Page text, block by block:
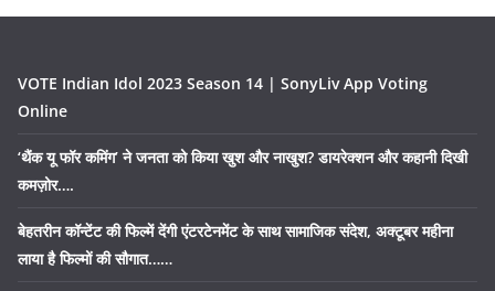
VOTE Indian Idol 2023 Season 14 | SonyLiv App Voting
Online
‘थैंक यू फॉर कमिंग’ ने जनता को किया खुश और नाखुश? डायरेक्शन और कहानी दिखी
कमज़ोर….
बेहतरीन कॉन्टेंट की फिल्में देंगी एंटरटेनमेंट के साथ सामाजिक संदेश, अक्टूबर महीना
लाया है फिल्मों की सौगात……